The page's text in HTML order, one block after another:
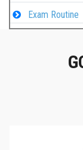
Exam Routine